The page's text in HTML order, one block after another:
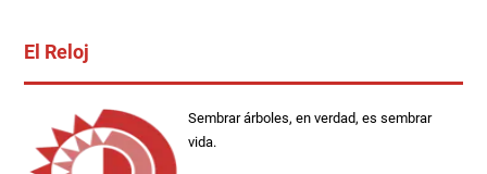
El Reloj
Sembrar árboles, en verdad, es sembrar
vida.